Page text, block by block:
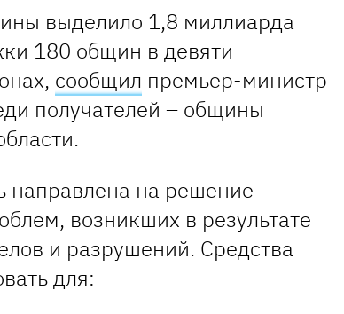
выделило 1,8 миллиарда
180 общин в девяти
сообщил премьер-министр
получателей – общины
на решение
возникших в результате
и разрушений. Средства
для: